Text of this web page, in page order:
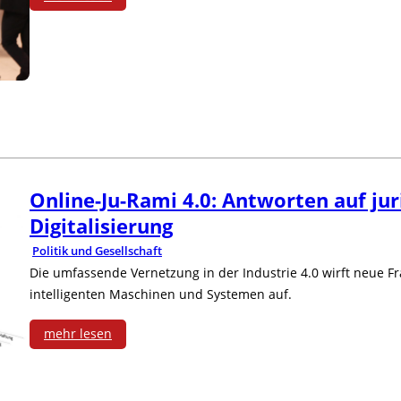
t
l
a
n
d
g
h
h
o
l
e
:
D
e
u
s
n
a
t
i
v
T
e
c
h
n
Online-Ju-Rami 4.0: Antworten auf
Digitalisierung
Politik und Gesellschaft
Die umfassende Vernetzung in der Industrie 4.0 wirft neue
intelligenten Maschinen und Systemen auf.
mehr lesen